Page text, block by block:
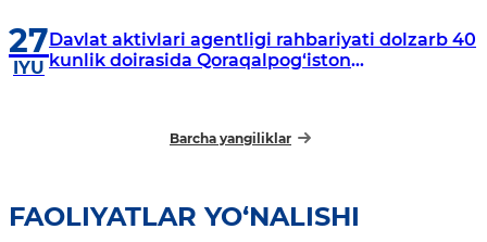
27
IYU
Davlat aktivlari agentligi rahbariyati dolzarb 40
kunlik doirasida Qoraqalpog‘iston
Barcha yangiliklar
FAOLIYATLAR YO‘NALISHI